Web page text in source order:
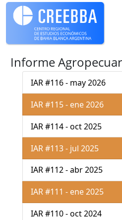
Informe
IAR #116 - may 2026
IAR #115 - ene 2026
IAR #114 - oct 2025
IAR #113 - jul 2025
IAR #112 - abr 2025
IAR #111 - ene 2025
IAR #110 - oct 2024